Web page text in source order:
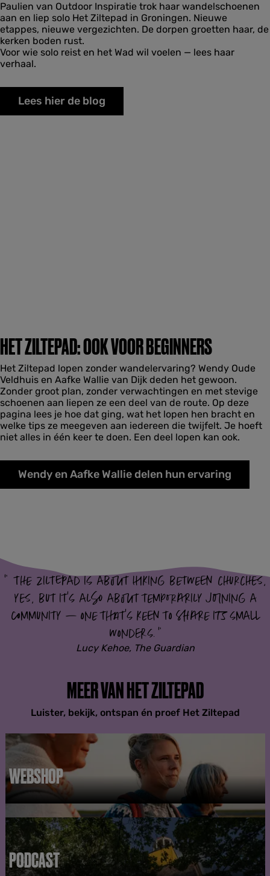
Paulien van Outdoor Inspiratie trok haar wandelschoenen
aan en liep solo Het Ziltepad in Groningen. Nieuwe
etappes, nieuwe vergezichten. De dorpen groetten haar, de
kerken boden rust.
Voor wie solo reist en het Wad wil voelen — lees haar
verhaal.
Lees hier de blog
HET ZILTEPAD: OOK VOOR BEGINNERS
Het Ziltepad lopen zonder wandelervaring? Wendy Oude
Veldhuis en Aafke Wallie van Dijk deden het gewoon.
Zonder groot plan, zonder verwachtingen en met stevige
schoenen aan liepen ze een deel van de route. Op deze
pagina lees je hoe dat ging, wat het lopen hen bracht en
welke tips ze meegeven aan iedereen die twijfelt. Je hoeft
niet alles in één keer te doen. Een deel lopen kan ook.
Wendy en Aafke Wallie delen hun ervaring
“ The Ziltepad is about hiking between churches,
yes, but it’s also about temporarily joining a
community – one that’s keen to share its small
wonders. ”
Lucy Kehoe, The Guardian
MEER VAN HET ZILTEPAD
Luister, bekijk, ontspan én proef Het Ziltepad
WEBSHOP
W
e
b
s
h
o
PODCAST